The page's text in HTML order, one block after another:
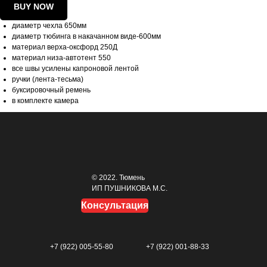
BUY NOW
диаметр чехла 650мм
диаметр тюбинга в накачанном виде-600мм
материал верха-оксфорд 250Д
материал низа-автотент 550
все швы усилены капроновой лентой
ручки (лента-тесьма)
буксировочный ремень
в комплекте камера
© 2022. Тюмень
ИП ПУШНИКОВА М.С.
+7 (922) 001-88-33
+7 (922) 005-55-80
Консультация